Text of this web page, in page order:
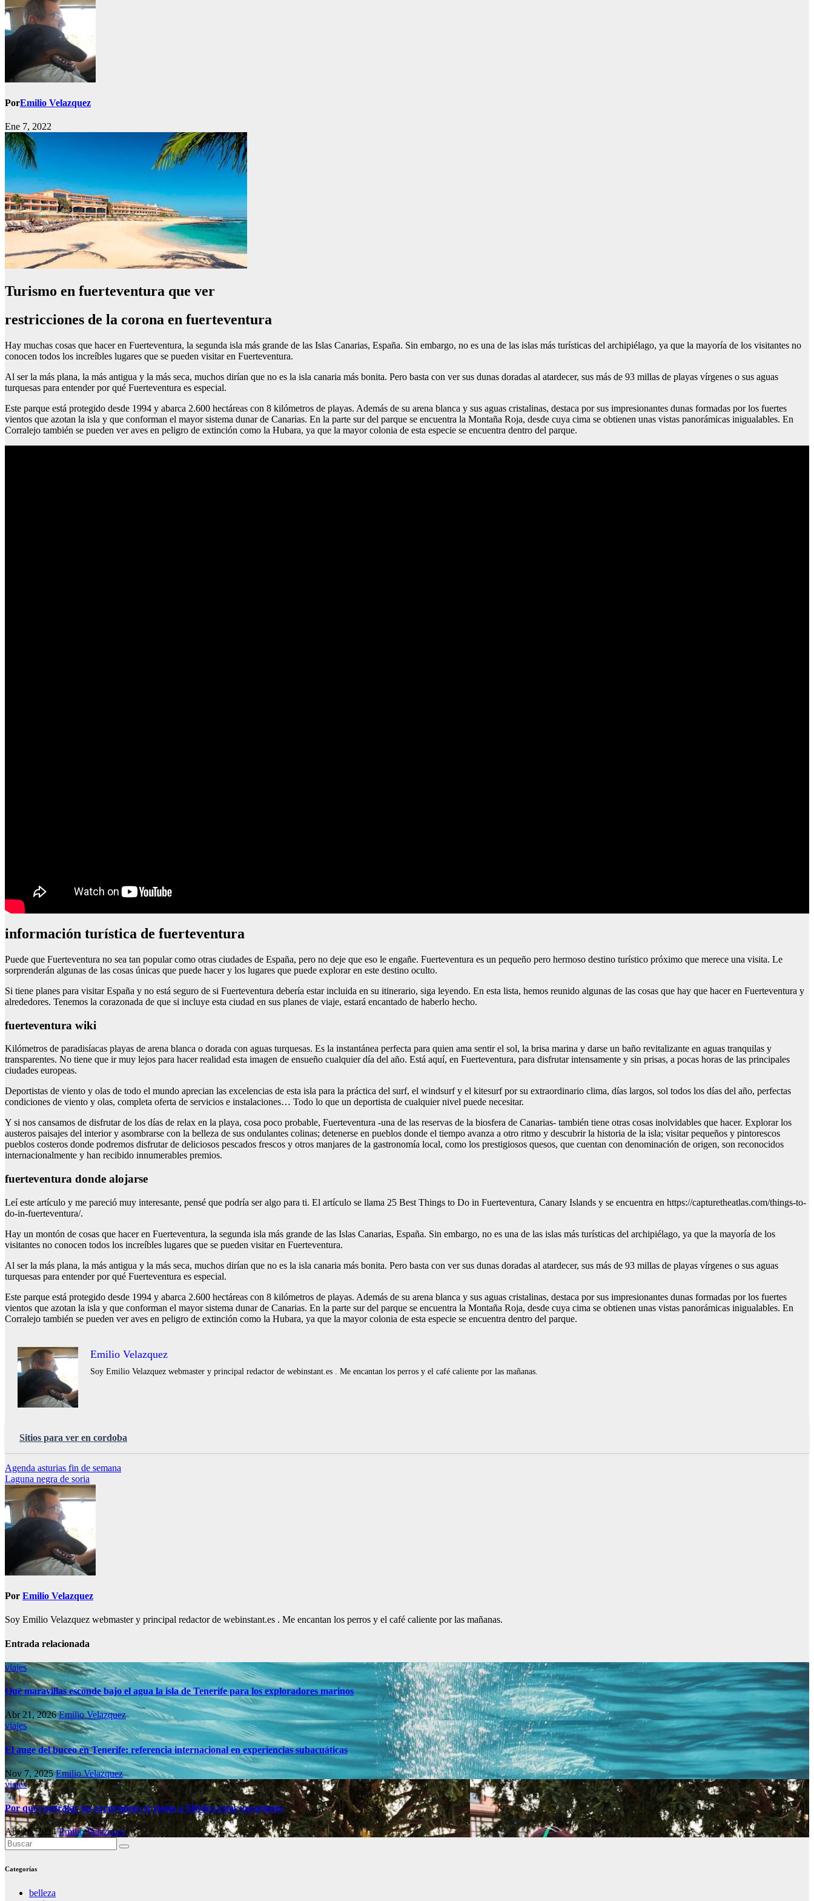
PorEmilio Velazquez
Ene 7, 2022
Turismo en fuerteventura que ver
restricciones de la corona en fuerteventura
Hay muchas cosas que hacer en Fuerteventura, la segunda isla más grande de las Islas Canarias, España. Sin embargo, no es una de las islas más turísticas del archipiélago, ya que la mayoría de los visitantes no
conocen todos los increíbles lugares que se pueden visitar en Fuerteventura.
Al ser la más plana, la más antigua y la más seca, muchos dirían que no es la isla canaria más bonita. Pero basta con ver sus dunas doradas al atardecer, sus más de 93 millas de playas vírgenes o sus aguas
turquesas para entender por qué Fuerteventura es especial.
Este parque está protegido desde 1994 y abarca 2.600 hectáreas con 8 kilómetros de playas. Además de su arena blanca y sus aguas cristalinas, destaca por sus impresionantes dunas formadas por los fuertes
vientos que azotan la isla y que conforman el mayor sistema dunar de Canarias. En la parte sur del parque se encuentra la Montaña Roja, desde cuya cima se obtienen unas vistas panorámicas inigualables. En
Corralejo también se pueden ver aves en peligro de extinción como la Hubara, ya que la mayor colonia de esta especie se encuentra dentro del parque.
información turística de fuerteventura
Puede que Fuerteventura no sea tan popular como otras ciudades de España, pero no deje que eso le engañe. Fuerteventura es un pequeño pero hermoso destino turístico próximo que merece una visita. Le
sorprenderán algunas de las cosas únicas que puede hacer y los lugares que puede explorar en este destino oculto.
Si tiene planes para visitar España y no está seguro de si Fuerteventura debería estar incluida en su itinerario, siga leyendo. En esta lista, hemos reunido algunas de las cosas que hay que hacer en Fuerteventura y
alrededores. Tenemos la corazonada de que si incluye esta ciudad en sus planes de viaje, estará encantado de haberlo hecho.
fuerteventura wiki
Kilómetros de paradisíacas playas de arena blanca o dorada con aguas turquesas. Es la instantánea perfecta para quien ama sentir el sol, la brisa marina y darse un baño revitalizante en aguas tranquilas y
transparentes. No tiene que ir muy lejos para hacer realidad esta imagen de ensueño cualquier día del año. Está aquí, en Fuerteventura, para disfrutar intensamente y sin prisas, a pocas horas de las principales
ciudades europeas.
Deportistas de viento y olas de todo el mundo aprecian las excelencias de esta isla para la práctica del surf, el windsurf y el kitesurf por su extraordinario clima, días largos, sol todos los días del año, perfectas
condiciones de viento y olas, completa oferta de servicios e instalaciones… Todo lo que un deportista de cualquier nivel puede necesitar.
Y si nos cansamos de disfrutar de los días de relax en la playa, cosa poco probable, Fuerteventura -una de las reservas de la biosfera de Canarias- también tiene otras cosas inolvidables que hacer. Explorar los
austeros paisajes del interior y asombrarse con la belleza de sus ondulantes colinas; detenerse en pueblos donde el tiempo avanza a otro ritmo y descubrir la historia de la isla; visitar pequeños y pintorescos
pueblos costeros donde podremos disfrutar de deliciosos pescados frescos y otros manjares de la gastronomía local, como los prestigiosos quesos, que cuentan con denominación de origen, son reconocidos
internacionalmente y han recibido innumerables premios.
fuerteventura donde alojarse
Leí este artículo y me pareció muy interesante, pensé que podría ser algo para ti. El artículo se llama 25 Best Things to Do in Fuerteventura, Canary Islands y se encuentra en https://capturetheatlas.com/things-to-
do-in-fuerteventura/.
Hay un montón de cosas que hacer en Fuerteventura, la segunda isla más grande de las Islas Canarias, España. Sin embargo, no es una de las islas más turísticas del archipiélago, ya que la mayoría de los
visitantes no conocen todos los increíbles lugares que se pueden visitar en Fuerteventura.
Al ser la más plana, la más antigua y la más seca, muchos dirían que no es la isla canaria más bonita. Pero basta con ver sus dunas doradas al atardecer, sus más de 93 millas de playas vírgenes o sus aguas
turquesas para entender por qué Fuerteventura es especial.
Este parque está protegido desde 1994 y abarca 2.600 hectáreas con 8 kilómetros de playas. Además de su arena blanca y sus aguas cristalinas, destaca por sus impresionantes dunas formadas por los fuertes
vientos que azotan la isla y que conforman el mayor sistema dunar de Canarias. En la parte sur del parque se encuentra la Montaña Roja, desde cuya cima se obtienen unas vistas panorámicas inigualables. En
Corralejo también se pueden ver aves en peligro de extinción como la Hubara, ya que la mayor colonia de esta especie se encuentra dentro del parque.
Emilio Velazquez
Soy Emilio Velazquez webmaster y principal redactor de webinstant.es . Me encantan los perros y el café caliente por las mañanas.
Sitios para ver en cordoba
Navegación
de
entradas
Agenda asturias fin de semana
Laguna negra de soria
Por Emilio Velazquez
Soy Emilio Velazquez webmaster y principal redactor de webinstant.es . Me encantan los perros y el café caliente por las mañanas.
Entrada relacionada
viajes
Qué maravillas esconde bajo el agua la isla de Tenerife para los exploradores marinos
Abr 21, 2026Emilio Velazquez
viajes
El auge del buceo en Tenerife: referencia internacional en experiencias subacuáticas
Nov 7, 2025Emilio Velazquez
viajes
Por qué contratar las excursiones si viajas a México estas vacaciones
Abr 26, 2024Emilio Velazquez
Categorías
belleza